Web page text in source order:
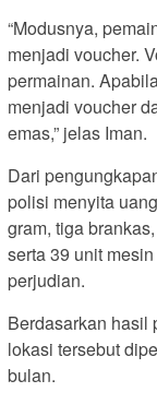
“Modusnya,
menjadi voucher.
permainan.
menjadi voucher
emas,” jelas Iman.
Dari
polisi menyita
gram, tiga
serta 39 unit
perjudian.
Berdasarkan hasil
lokasi tersebut
bulan.